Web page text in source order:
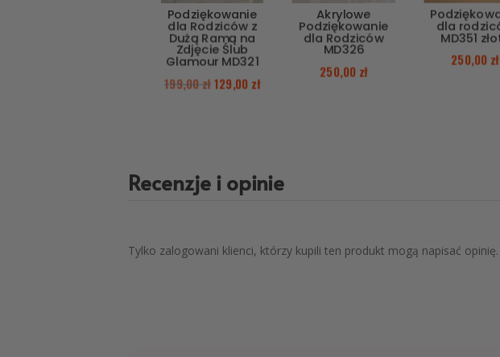
Podziękowanie
dla Rodziców z
Dużą Ramą na
Zdjęcie Ślub
Glamour MD321
199,00zł129,00 zł
Akrylowe
Podziękowanie
dla Rodziców
MD326
250,00 zł
dla
MD351
250,00 zł
Recenzje i opinie
Tylko zalogowani klienci, którzy kupili ten produkt mogą napisać opinię.